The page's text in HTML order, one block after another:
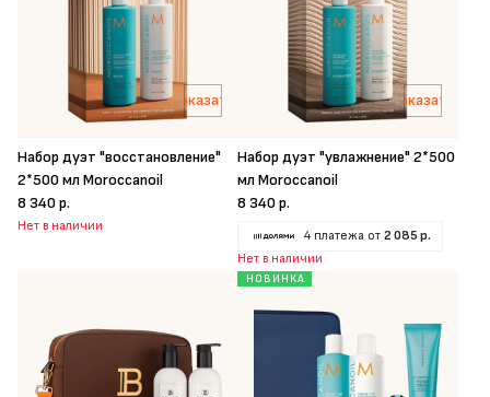
Заказать
Набор дуэт "восстановление"
2*500 мл Moroccanoil
8 340 р.
Нет в наличии
Заказать
Набор дуэт "увлажнение" 2*500
мл Moroccanoil
8 340 р.
4 платежа от 2 085 р.
Нет в наличии
НОВИНКА